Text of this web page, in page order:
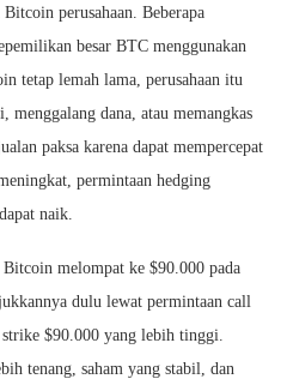
perusahaan. Beberapa
besar BTC menggunakan
tetap lemah lama, perusahaan itu
menggalang dana, atau memangkas
paksa karena dapat mempercepat
permintaan hedging
naik.
Bitcoin melompat ke $90.000 pada
dulu lewat permintaan call
$90.000 yang lebih tinggi.
tenang, saham yang stabil, dan